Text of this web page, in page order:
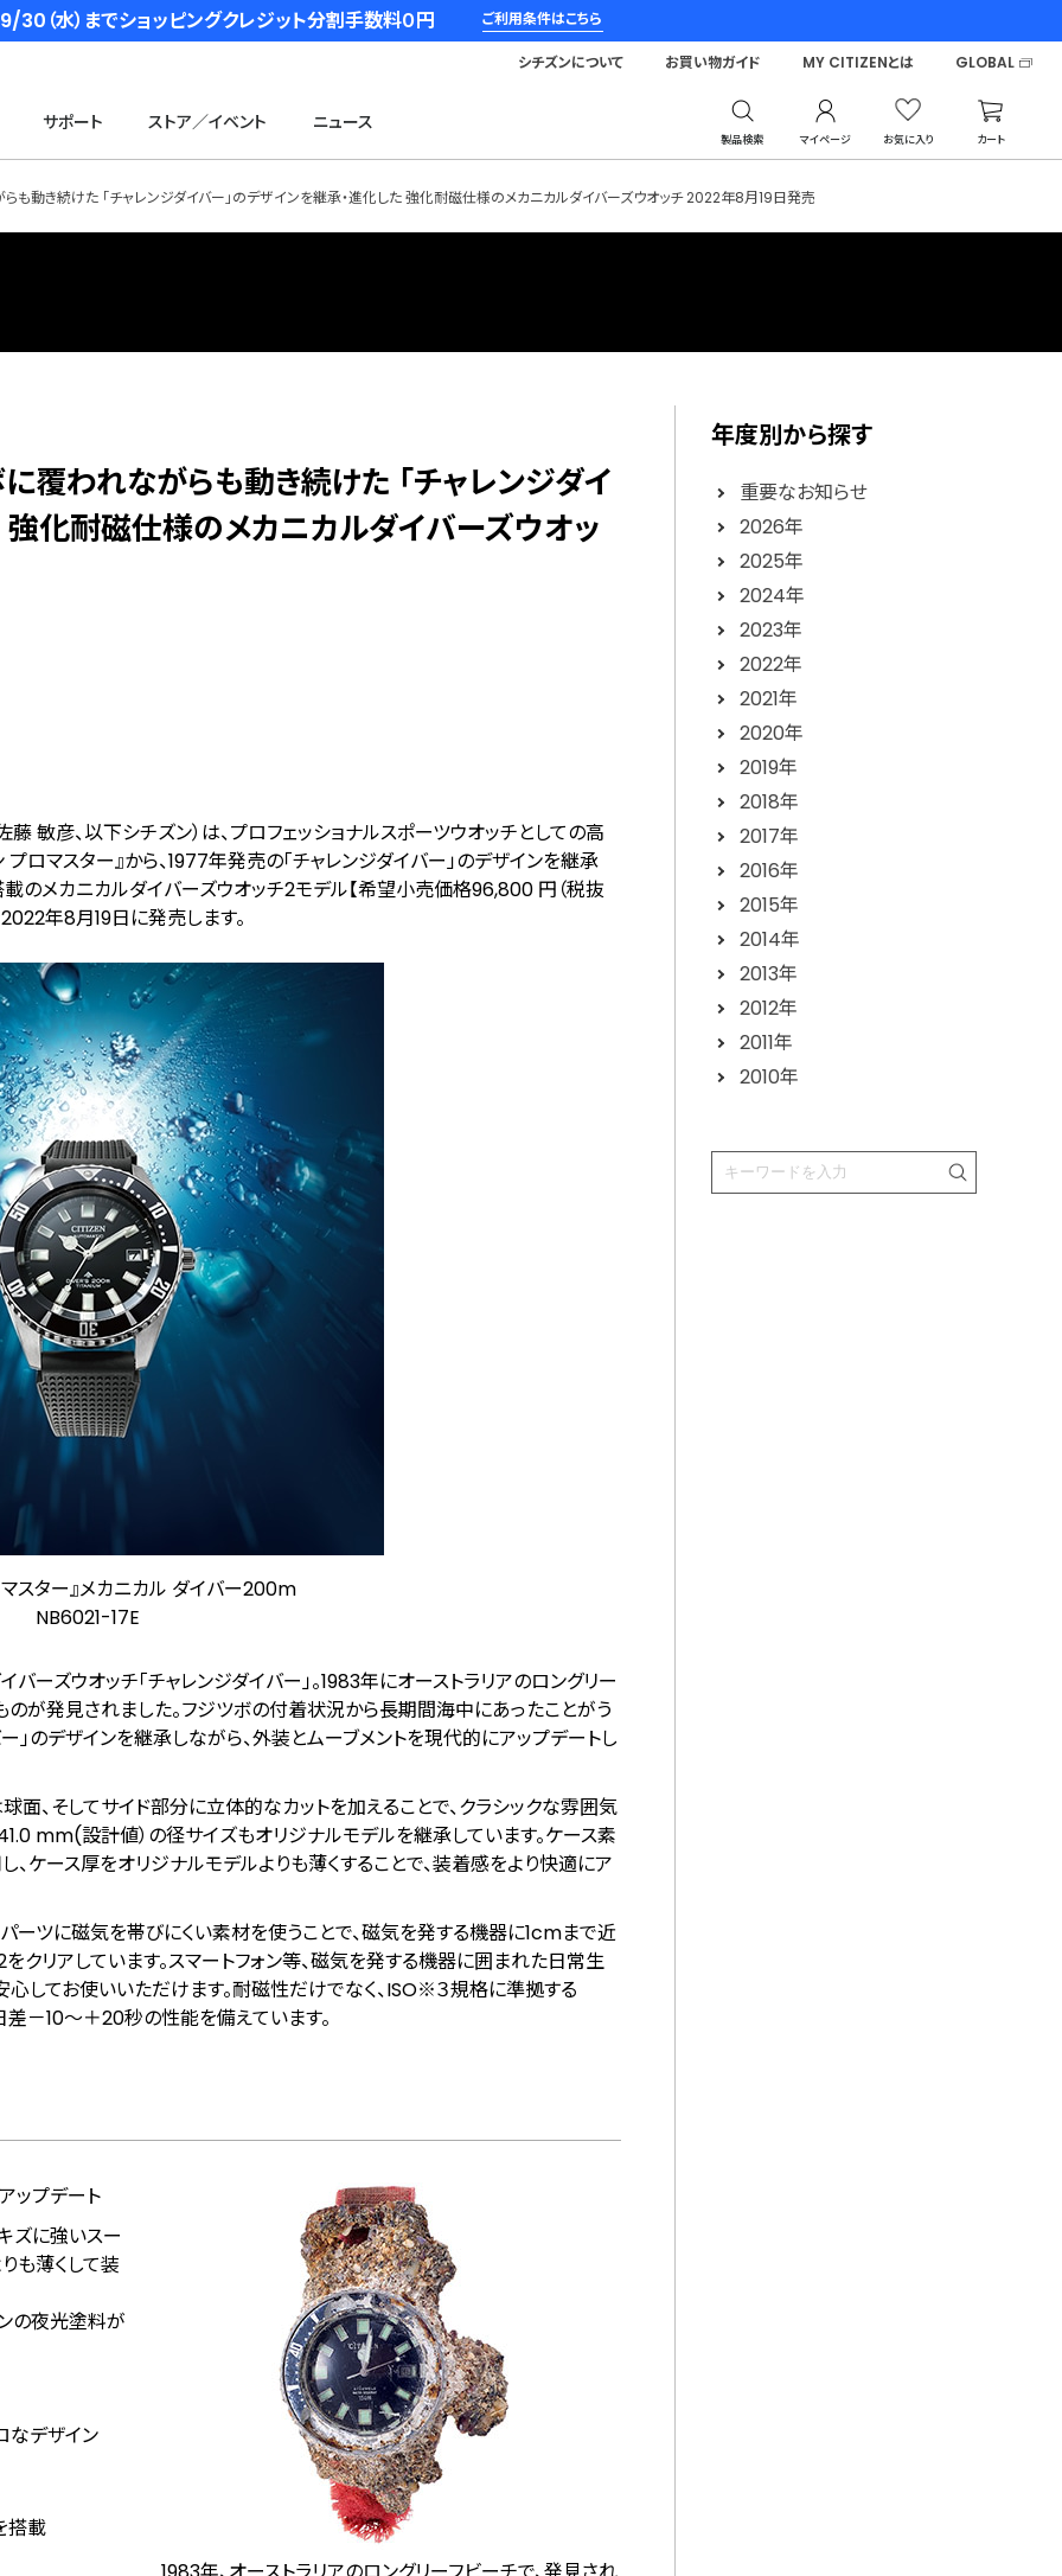
（水）までショッピングクレジット分割手数料０円 ご利用条件はこちら
サポート ストア／イベント ニュース
製品検索 マイページ お気に入り カート
シチズンについて お買い物ガイド MY CITIZENとは GLOBAL
も動き続けた 「チャレンジダイバー」のデザインを継承・進化した 強化耐磁仕様のメカニカルダイバーズウオッチ 2022年8月19日発売
覆われながらも動き続けた 「チャレンジダイ
強化耐磁仕様のメカニカルダイバーズウオッ
敏彦、以下シチズン）は、プロフェッショナルスポーツウオッチとしての高
ロマスター』から、1977年発売の「チャレンジダイバー」のデザインを継承
のメカニカルダイバーズウオッチ2モデル【希望小売価格96,800 円（税抜
年8月19日に発売します。
スター』メカニカル ダイバー200m
NB6021-17E
ズウオッチ「チャレンジダイバー」。1983年にオーストラリアのロングリー
が発見されました。フジツボの付着状況から長期間海中にあったことがう
」のデザインを継承しながら、外装とムーブメントを現代的にアップデートし
面、そしてサイド部分に立体的なカットを加えることで、クラシックな雰囲気
mm(設計値）の径サイズもオリジナルモデルを継承しています。ケース素
、ケース厚をオリジナルモデルよりも薄くすることで、装着感をより快適にア
ツに磁気を帯びにくい素材を使うことで、磁気を発する機器に1cmまで近
をクリアしています。スマートフォン等、磁気を発する機器に囲まれた日常生
してお使いいただけます。耐磁性だけでなく、ISO※３規格に準拠する
－10～＋20秒の性能を備えています。
ップデート
ズに強いスー
も薄くして装
の夜光塗料が
なデザイン
搭載
年度別から探す
重要なお知らせ
2026年
2025年
2024年
2023年
2022年
2021年
2020年
2019年
2018年
2017年
2016年
2015年
2014年
2013年
2012年
2011年
2010年